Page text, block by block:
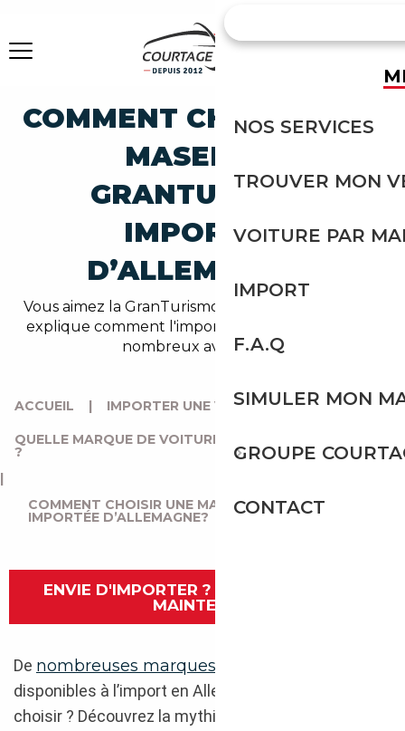
COMMENT CHOISIR UNE
MASERATI
GRANTURISMO
IMPORTÉE
D’ALLEMAGNE?
Vous aimez la GranTurismo ? Courtage Auto vous
explique comment l'importer pour bénéficier de
nombreux avantages !
ACCUEIL | IMPORTER UNE VOITURE D’ALLEMAGNE |
QUELLE MARQUE DE VOITURE CHOISIR EN ALLEMAGNE
?
|
COMMENT CHOISIR UNE MASERATI GRANTURISMO
IMPORTÉE D’ALLEMAGNE?
ENVIE D'IMPORTER ? CONTACTEZ-NOUS
MAINTENANT
De nombreuses marques de voitures
disponibles à l’import en Allemagne. Mais laquelle
choisir ? Découvrez la mythique
NOS SERVICES
TROUVER MON
VOITURE PAR
IMPORT
F.A.Q
SIMULER MON
GROUPE
CONTACT